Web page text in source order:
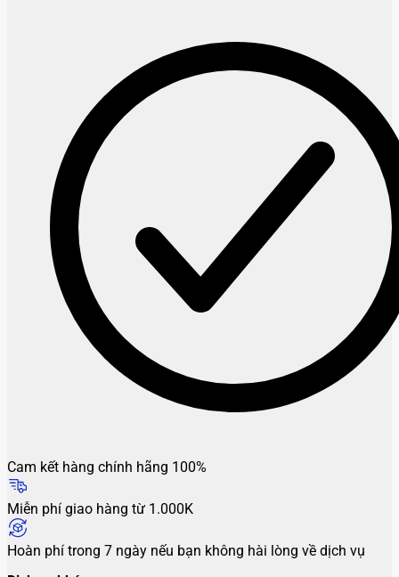
Cam kết hàng chính hãng 100%
Miễn phí giao hàng từ 1.000K
Hoàn phí trong 7 ngày nếu bạn không hài lòng về dịch vụ